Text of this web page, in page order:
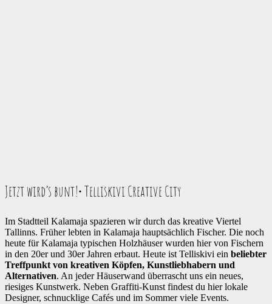
Jetzt wird’s bunt!• Telliskivi Creative City
Im Stadtteil Kalamaja spazieren wir durch das kreative Viertel
Tallinns. Früher lebten in Kalamaja hauptsächlich Fischer. Die noch
heute für Kalamaja typischen Holzhäuser wurden hier von Fischern
in den 20er und 30er Jahren erbaut. Heute ist Telliskivi ein beliebter
Treffpunkt von kreativen Köpfen, Kunstliebhabern und
Alternativen. An jeder Häuserwand überrascht uns ein neues,
riesiges Kunstwerk. Neben Graffiti-Kunst findest du hier lokale
Designer, schnucklige Cafés und im Sommer viele Events.